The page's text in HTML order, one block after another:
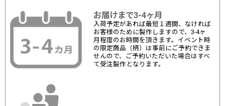
お届けまで3-4ヶ月
入荷予定があれば最短１週間、なければ
お客様のために製作しますので、3-4ヶ
月程度のお時間を頂きます。イベント時
の限定商品（柄）は事前にご予約できま
せんので、ご予約いただいた場合はすべ
て受注製作となります。